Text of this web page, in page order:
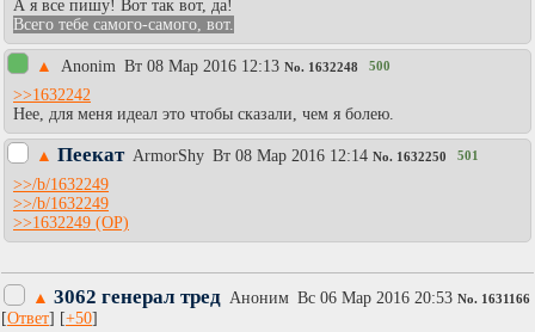
А я все пишу! Вот так вот, да!
Всего тебе самого-самого, вот.
▲ Anonim Вт 08 Мар 2016 12:13 No. 1632248 500
>>1632242
Нее, для меня идеал это чтобы сказали, чем я болею.
▲ Пеекат АrmоrShy Вт 08 Мар 2016 12:14 No. 1632250 501
>>/b/1632249
>>/b/1632249
>>1632249
▲ 3062 генерал тред Аноним Вc 06 Мар 2016 20:53 No. 1631166
[Ответ] [+50]